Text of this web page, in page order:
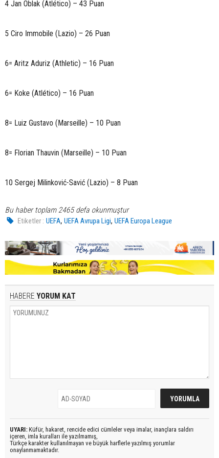
4 Jan Oblak (Atlético) – 43 Puan
5 Ciro Immobile (Lazio) – 26 Puan
6= Aritz Aduriz (Athletic) – 16 Puan
6= Koke (Atlético) – 16 Puan
8= Luiz Gustavo (Marseille) – 10 Puan
8= Florian Thauvin (Marseille) – 10 Puan
10 Sergej Milinković-Savić (Lazio) – 8 Puan
Bu haber toplam 2465 defa okunmuştur
Etiketler : UEFA,UEFA Avrupa Ligi,UEFA Europa League
HABERE YORUM KAT
UYARI: Küfür, hakaret, rencide edici cümleler veya imalar, inançlara saldırı
içeren, imla kuralları ile yazılmamış,
Türkçe karakter kullanılmayan ve büyük harflerle yazılmış yorumlar
onaylanmamaktadır.